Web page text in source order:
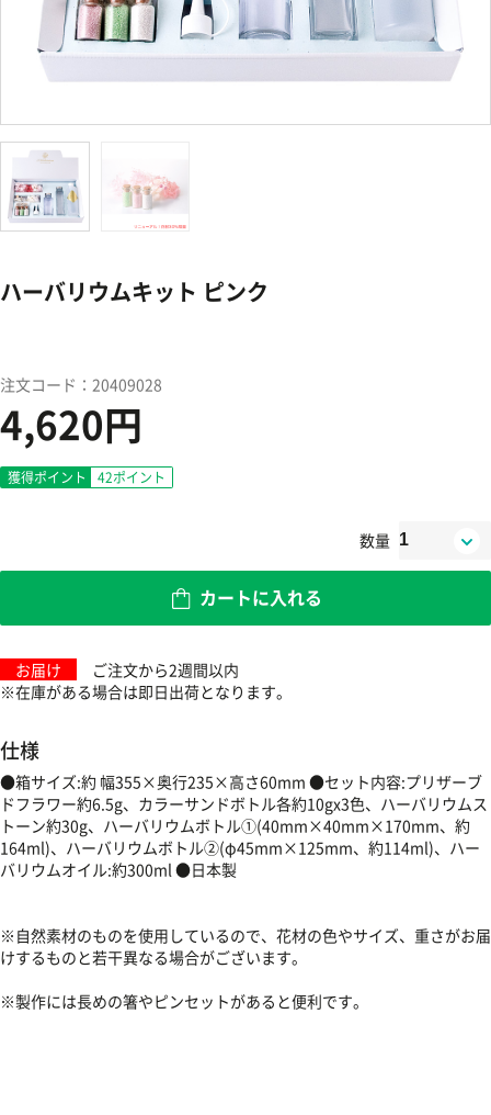
ハーバリウムキット ピンク
注文コード：20409028
4,620円
獲得ポイント 42ポイント
数量
カートに入れる
お届け
ご注文から2週間以内
※在庫がある場合は即日出荷となります。
仕様
●箱サイズ:約 幅355×奥行235×高さ60mm ●セット内容:プリザーブ
ドフラワー約6.5g、カラーサンドボトル各約10gx3色、ハーバリウムス
トーン約30g、ハーバリウムボトル①(40mm×40mm×170mm、約
164ml)、ハーバリウムボトル②(φ45mm×125mm、約114ml)、ハー
バリウムオイル:約300ml ●日本製
※自然素材のものを使用しているので、花材の色やサイズ、重さがお届
けするものと若干異なる場合がございます。
※製作には長めの箸やピンセットがあると便利です。